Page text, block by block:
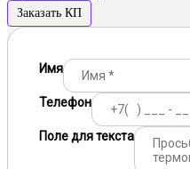
Заказать КП
Имя
Телефон
Поле для текста